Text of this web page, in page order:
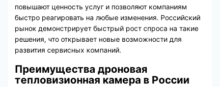
повышают ценность услуг и позволяют компаниям
быстро реагировать на любые изменения. Российский
рынок демонстрирует быстрый рост спроса на такие
решения, что открывает новые возможности для
развития сервисных компаний.
Преимущества дроновая
тепловизионная камера в России